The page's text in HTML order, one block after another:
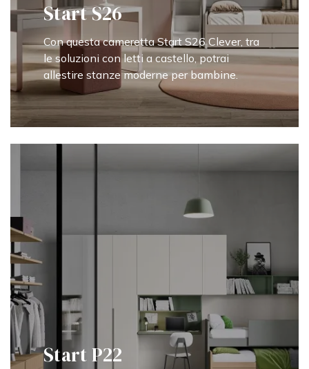
Start S26
Con questa cameretta Start S26 Clever, tra
le soluzioni con letti a castello, potrai
allestire stanze moderne per bambine.
Start P22